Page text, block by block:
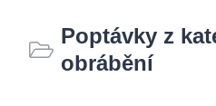
Poptávky z
obrábění